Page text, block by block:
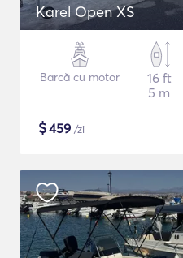
Karel Open XS
Barcă cu motor
16 ft
5 m
$459 /zi